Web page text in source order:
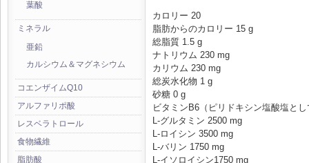
葉酸
ミネラル
亜鉛
カルシウム＆マグネシウム
コエンザイムQ10
アルファリポ酸
レスベラトロール
食物繊維
脂肪酸
カロリー 20
脂肪からのカロリー 15 g
総脂質 1.5 g
ナトリウム 230 mg
カリウム 230 mg
総炭水化物 1 g
砂糖 0 g
ビタミンB6（ピリドキシン塩酸塩と
L-グルタミン 2500 mg
L-ロイシン 3500 mg
L-バリン 1750 mg
L-イソロイシン1750 mg